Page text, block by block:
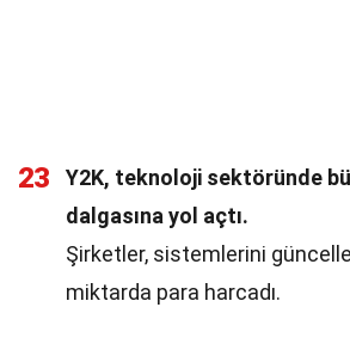
23
Y2K, teknoloji sektöründe
dalgasına yol açtı.
Şirketler, sistemlerini
miktarda para harcadı.